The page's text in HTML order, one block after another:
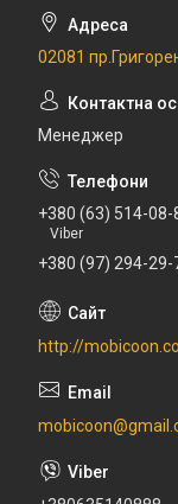
02081
Менеджер
+380 (63) 514-08-
Viber
+380 (97) 294-29-
http://